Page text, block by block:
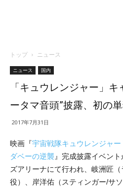
トップ ニュース
ニュース 国内
「キュウレンジャー」
ータマ音頭”披露、初の
2017年7月31日
映画『宇宙戦隊キュウレンジャ
ダベーの逆襲 』完成披露イベン
ズアリーナにて行われ、岐洲匠
役）、岸洋佑（スティンガー/サ